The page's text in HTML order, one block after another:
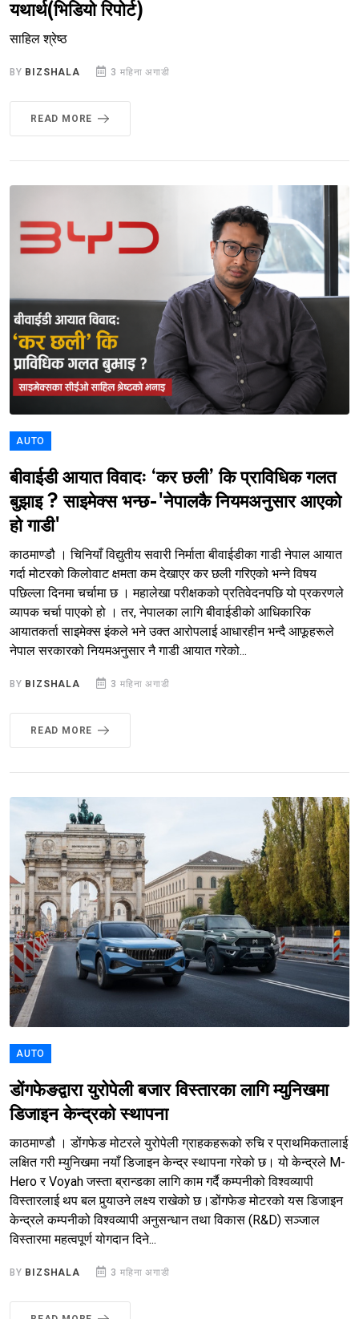
यथार्थ(भिडियो रिपोर्ट)
साहिल श्रेष्ठ
BY BIZSHALA 3 महिना अगाडी
READ MORE
AUTO
बीवाईडी आयात विवादः ‘कर छली’ कि प्राविधिक गलत
बुझाइ ? साइमेक्स भन्छ-'नेपालकै नियमअनुसार आएको
हो गाडी'
काठमाण्डौ । चिनियाँ विद्युतीय सवारी निर्माता बीवाईडीका गाडी नेपाल आयात
गर्दा मोटरको किलोवाट क्षमता कम देखाएर कर छली गरिएको भन्ने विषय
पछिल्ला दिनमा चर्चामा छ । महालेखा परीक्षकको प्रतिवेदनपछि यो प्रकरणले
व्यापक चर्चा पाएको हो । तर, नेपालका लागि बीवाईडीको आधिकारिक
आयातकर्ता साइमेक्स इंकले भने उक्त आरोपलाई आधारहीन भन्दै आफूहरूले
नेपाल सरकारको नियमअनुसार नै गाडी आयात गरेको...
BY BIZSHALA 3 महिना अगाडी
READ MORE
AUTO
डोंगफेङद्वारा युरोपेली बजार विस्तारका लागि म्युनिखमा
डिजाइन केन्द्रको स्थापना
काठमाण्डौ । डोंगफेङ मोटरले युरोपेली ग्राहकहरूको रुचि र प्राथमिकतालाई
लक्षित गरी म्युनिखमा नयाँ डिजाइन केन्द्र स्थापना गरेको छ। यो केन्द्रले M-
Hero र Voyah जस्ता ब्रान्डका लागि काम गर्दै कम्पनीको विश्वव्यापी
विस्तारलाई थप बल पुर्‍याउने लक्ष्य राखेको छ।डोंगफेङ मोटरको यस डिजाइन
केन्द्रले कम्पनीको विश्वव्यापी अनुसन्धान तथा विकास (R&D) सञ्जाल
विस्तारमा महत्वपूर्ण योगदान दिने...
BY BIZSHALA 3 महिना अगाडी